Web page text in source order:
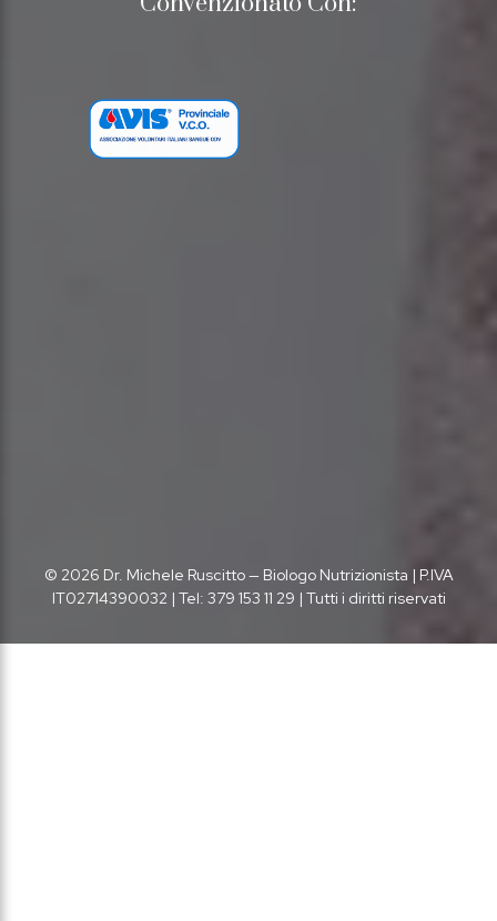
© 2026 Dr. Michele Ruscitto — Biologo Nutrizionista | P.IVA
IT02714390032 | Tel: 379 153 11 29 | Tutti i diritti riservati